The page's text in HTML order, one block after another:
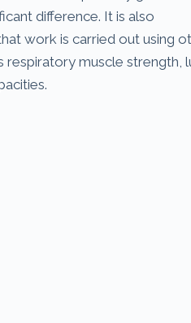
difference. It is also
work is carried out using
respiratory muscle strength,